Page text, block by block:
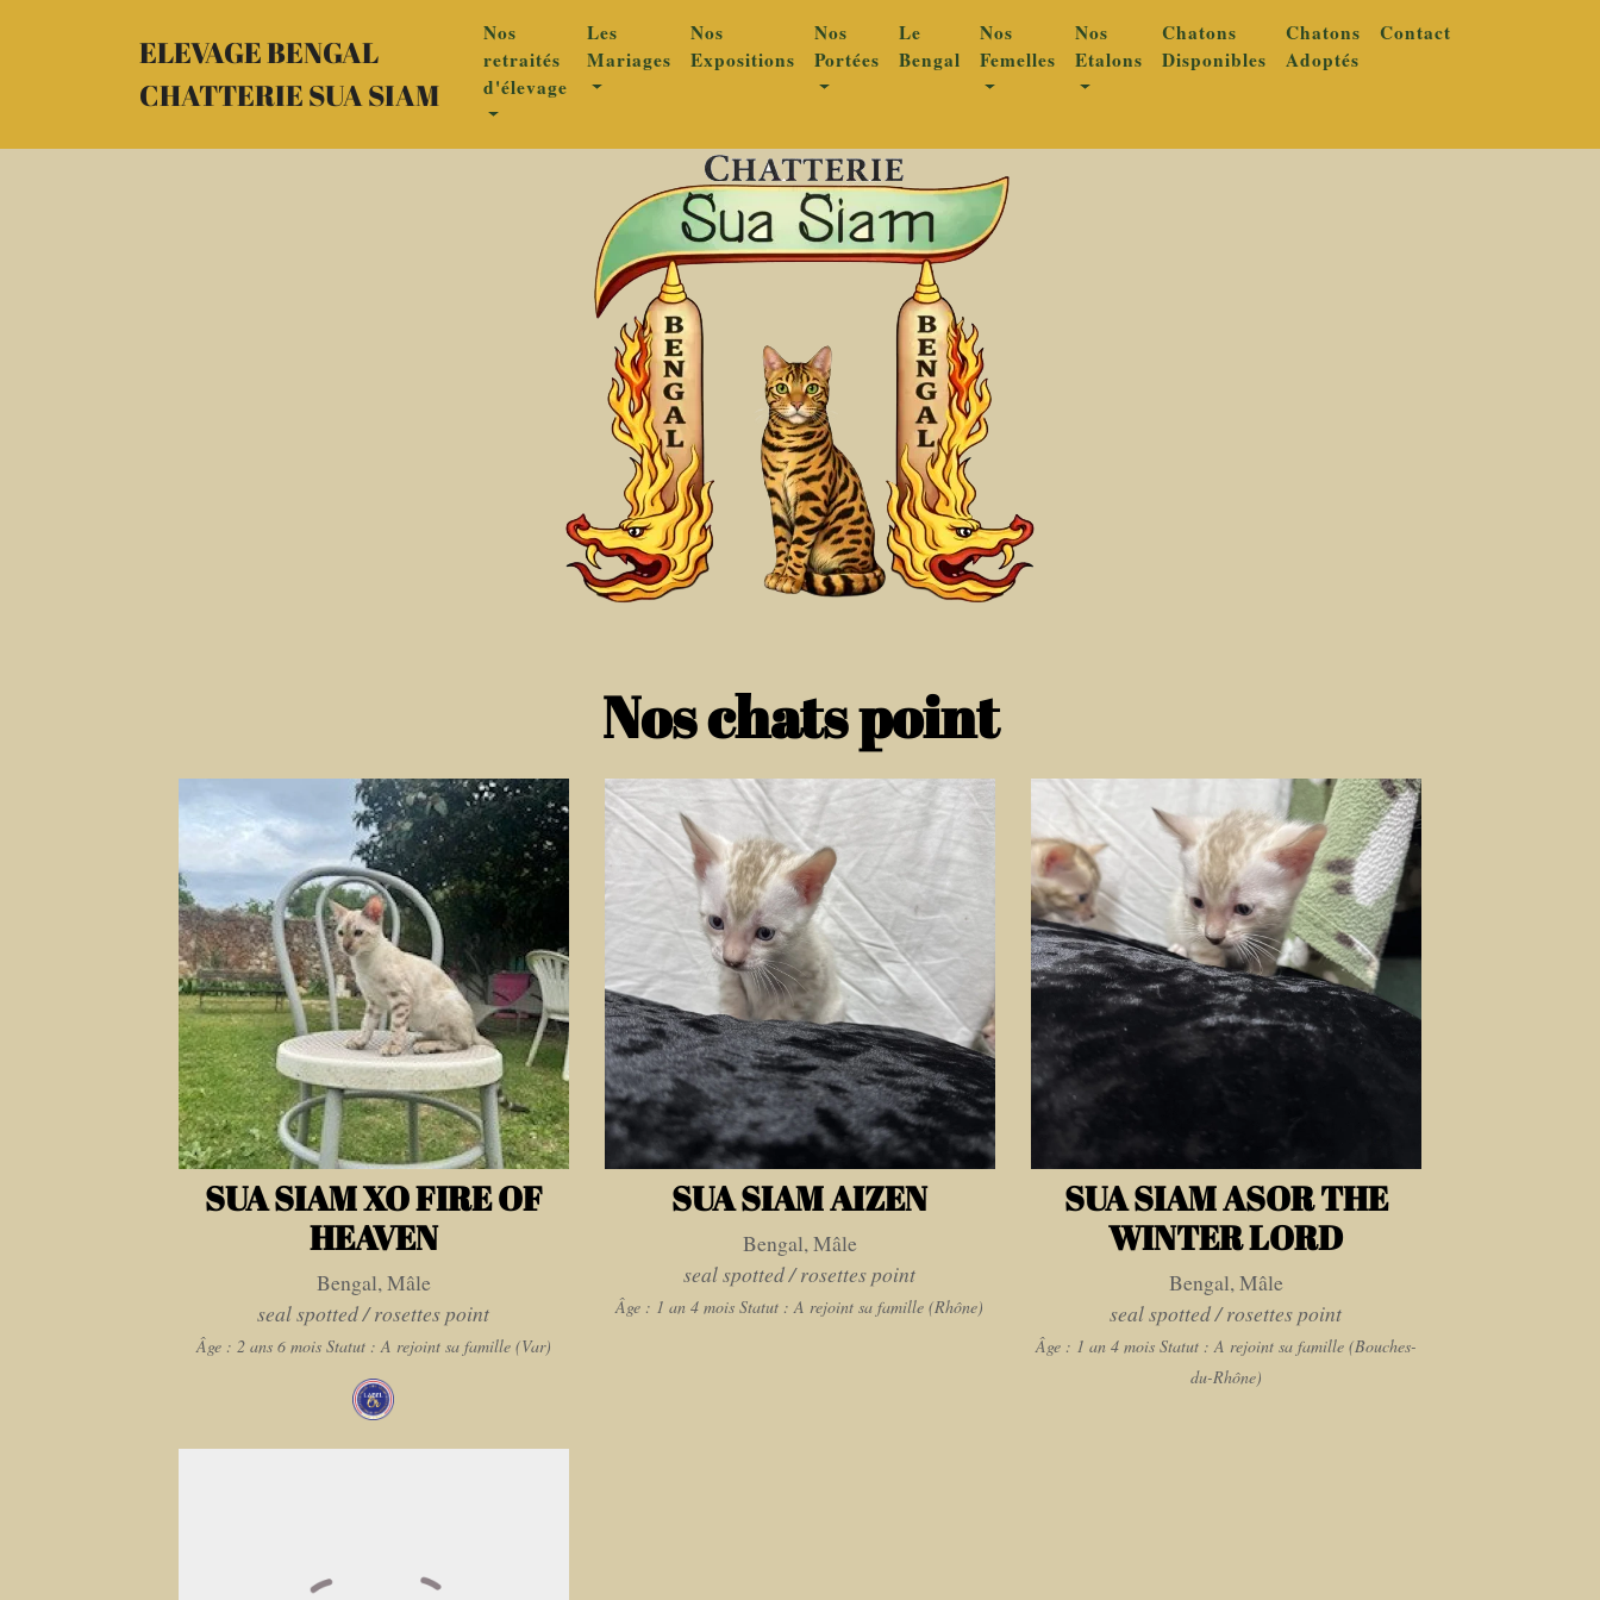
ELEVAGE BENGAL
CHATTERIE SUA SIAM
Nos
retraités
d'élevage
Les
Mariages
Nos
Expositions
Nos
Portées
Le
Bengal
Nos
Femelles
Nos
Etalons
Chatons
Disponibles
Chatons
Adoptés
Contact
Nos chats point
SUA SIAM XO FIRE OF
HEAVEN
Bengal, Mâle
seal spotted / rosettes point
Âge : 2 ans 6 mois Statut : A rejoint sa famille (Var)
SUA SIAM AIZEN
Bengal, Mâle
seal spotted / rosettes point
Âge : 1 an 4 moisStatut : A rejoint sa famille (Rhône)
SUA SIAM ASOR THE
WINTER LORD
Bengal, Mâle
seal spotted / rosettes point
Âge : 1 an 4 mois Statut : A rejoint sa famille (Bouches-
du-Rhône)